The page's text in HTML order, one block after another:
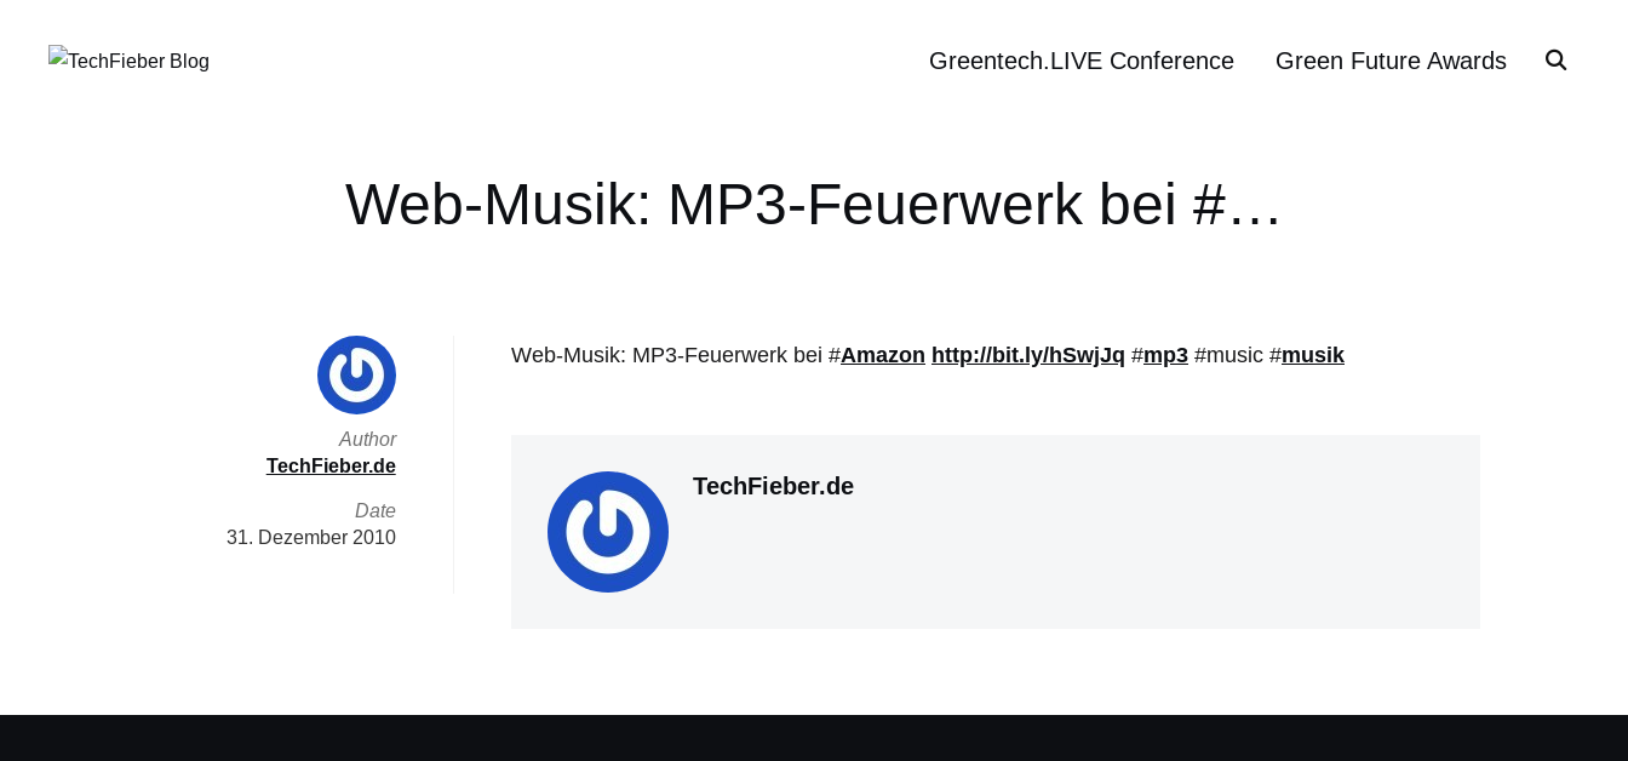
Greentech.LIVE Conference Green Future Awards
Web-Musik: MP3-Feuerwerk bei #…
Web-Musik: MP3-Feuerwerk bei #Amazon http://bit.ly/hSwjJq #mp3 #music #musik
TechFieber.de
Author
TechFieber.de
Date
31. Dezember 2010